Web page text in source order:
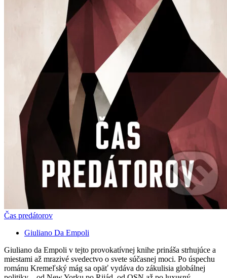
Čas predátorov
Giuliano Da Empoli
Giuliano da Empoli v tejto provokatívnej knihe prináša strhujúce a
miestami až mrazivé svedectvo o svete súčasnej moci. Po úspechu
románu Kremeľský mág sa opäť vydáva do zákulisia globálnej